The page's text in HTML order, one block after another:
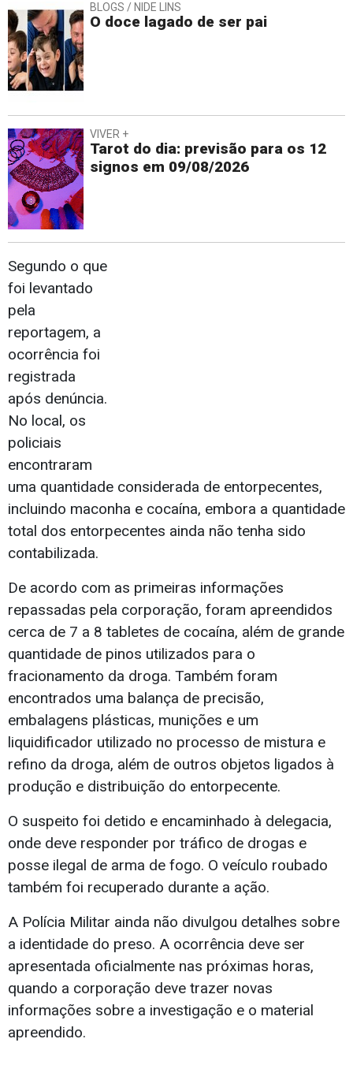
BLOGS / NIDE LINS
O doce lagado de ser pai
VIVER +
Tarot do dia: previsão para os 12
signos em 09/08/2026
Segundo o que
foi levantado
pela
reportagem, a
ocorrência foi
registrada
após denúncia.
No local, os
policiais
encontraram
uma quantidade considerada de entorpecentes,
incluindo maconha e cocaína, embora a quantidade
total dos entorpecentes ainda não tenha sido
contabilizada.
De acordo com as primeiras informações
repassadas pela corporação, foram apreendidos
cerca de 7 a 8 tabletes de cocaína, além de grande
quantidade de pinos utilizados para o
fracionamento da droga. Também foram
encontrados uma balança de precisão,
embalagens plásticas, munições e um
liquidificador utilizado no processo de mistura e
refino da droga, além de outros objetos ligados à
produção e distribuição do entorpecente.
O suspeito foi detido e encaminhado à delegacia,
onde deve responder por tráfico de drogas e
posse ilegal de arma de fogo. O veículo roubado
também foi recuperado durante a ação.
A Polícia Militar ainda não divulgou detalhes sobre
a identidade do preso. A ocorrência deve ser
apresentada oficialmente nas próximas horas,
quando a corporação deve trazer novas
informações sobre a investigação e o material
apreendido.